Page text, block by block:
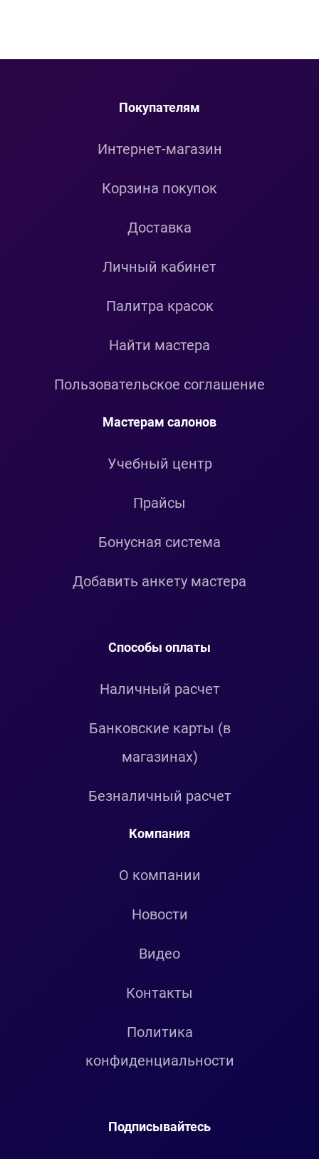
Покупателям
Интернет-магазин
Корзина покупок
Доставка
Личный кабинет
Палитра красок
Найти мастера
Пользовательское соглашение
Мастерам салонов
Учебный центр
Прайсы
Бонусная система
Добавить анкету мастера
Способы оплаты
Наличный расчет
Банковские карты (в
магазинах)
Безналичный расчет
Компания
О компании
Новости
Видео
Контакты
Политика
конфиденциальности
Подписывайтесь